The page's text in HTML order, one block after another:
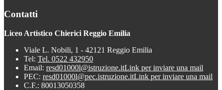
Contatti
Liceo Artistico Chierici Reggio Emilia
Viale L. Nobili, 1 - 42121 Reggio Emilia
Tel: Tel. 0522 432950
Email: resd01000l@istruzione.itLink per inviare una mail
PEC: resd01000l@pec.istruzione.itLink per inviare una mail
C.F.: 80013050358